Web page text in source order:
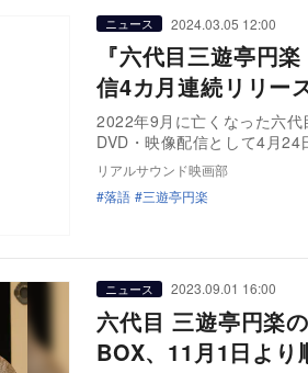
ニュース 2024.03.05 12:00
『六代目三遊亭円
信4カ月連続リリー
2022年9月に亡くなった六代
DVD・映像配信として4月
リアルサウンド映画部
落語
三遊亭円楽
ニュース 2023.09.01 16:00
六代目 三遊亭円楽
BOX、11月1日より